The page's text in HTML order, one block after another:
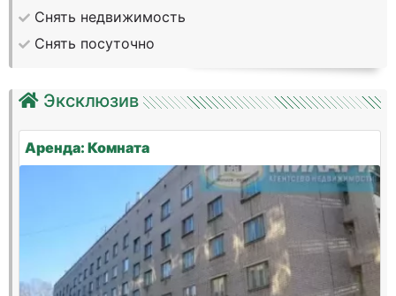
Снять недвижимость
Снять посуточно
Эксклюзив
Аренда: Комната